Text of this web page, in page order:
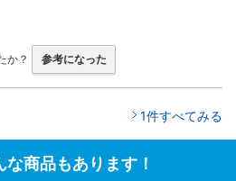
か？ 参考になった
1件すべてみる
商品もあります！